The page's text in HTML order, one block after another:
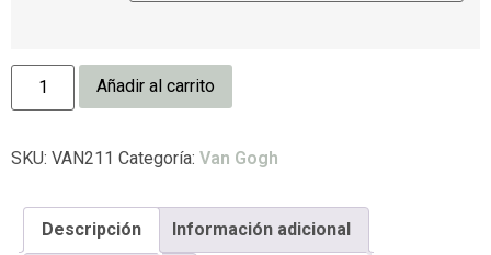
Añadir al carrito
SKU: VAN211 Categoría: Van Gogh
Descripción Información adicional